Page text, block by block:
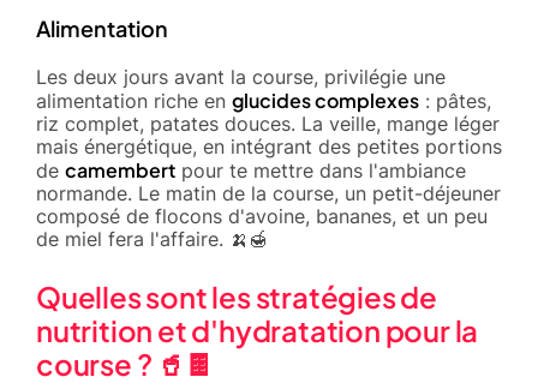
Alimentation
Les deux jours avant la course, privilégie une
alimentation riche en glucides complexes : pâtes,
riz complet, patates douces. La veille, mange léger
mais énergétique, en intégrant des petites portions
de camembert pour te mettre dans l'ambiance
normande. Le matin de la course, un petit-déjeuner
composé de flocons d'avoine, bananes, et un peu
de miel fera l'affaire. 🍌🍯
Quelles sont les stratégies de
nutrition et d'hydratation pour la
course ? 🥤🍫